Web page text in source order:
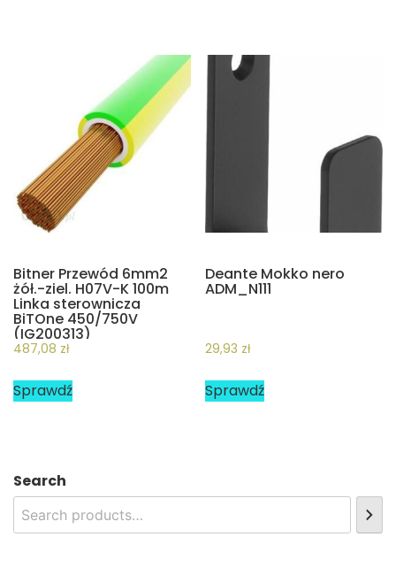
Bitner Przewód 6mm2
żół.-ziel. H07V-K 100m
Linka sterownicza
BiTOne 450/750V
(IG200313)
487,08 zł
Sprawdź
Deante Mokko nero
ADM_N111
29,93 zł
Sprawdź
Search